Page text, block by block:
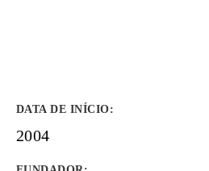
DATA DE INÍCIO:
2004